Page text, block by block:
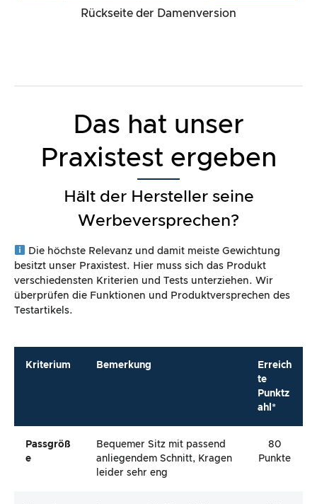
Rückseite der Damenversion
Das hat unser
Praxistest ergeben
Hält der Hersteller seine
Werbeversprechen?
Die höchste Relevanz und damit meiste Gewichtung
besitzt unser Praxistest. Hier muss sich das Produkt
verschiedensten Kriterien und Tests unterziehen. Wir
überprüfen die Funktionen und Produktversprechen des
Testartikels.
Kriterium Bemerkung
Erreich
te
Punktz
ahl*
Passgröß
E
Bequemer Sitz mit passend
anliegendem Schnitt, Kragen
leider sehr eng
80
Punkte